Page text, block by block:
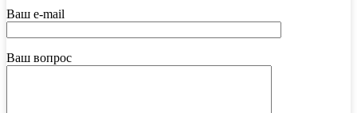
Ваш e-mail
Ваш вопрос